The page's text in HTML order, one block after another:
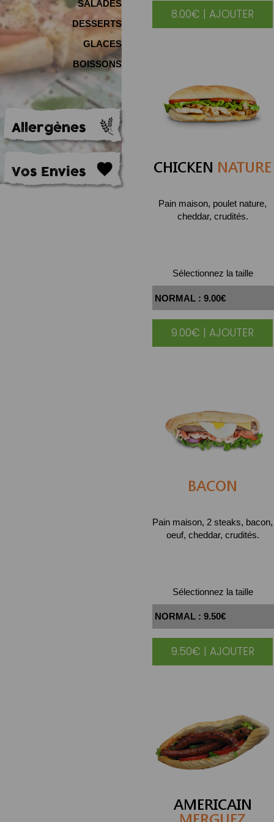
SALADES
DESSERTS
GLACES
BOISSONS
Allergènes
Vos Envies
8.00€ | AJOUTER
CHICKEN NATURE
Pain maison, poulet nature,
cheddar, crudités.
Sélectionnez la taille
9.00€ | AJOUTER
BACON
Pain maison, 2 steaks, bacon,
oeuf, cheddar, crudités.
Sélectionnez la taille
9.50€ | AJOUTER
AMERICAIN